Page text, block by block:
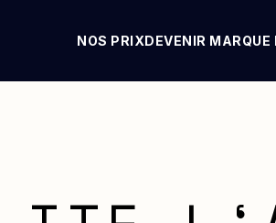
NOS PRIXDEVENIR MARQUE